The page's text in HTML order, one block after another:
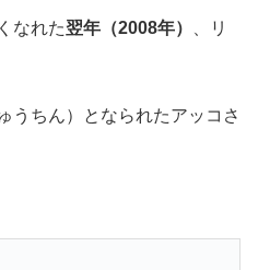
なれた翌年（2008年）
、リ
うちん）
となられたアッコさ